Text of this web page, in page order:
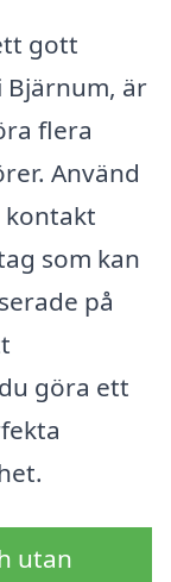
gott
Bjärnum, är
flera
Använd
som kan
på
göra ett
utan